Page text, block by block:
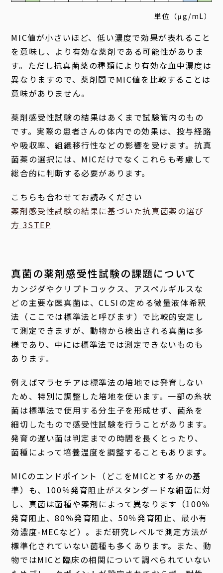
単位（μg/mL）
MIC値が小さいほど、低い濃度で効果が表れること
を意味し、より有効な薬剤である可能性がありま
す。ただし抗真菌薬の種類により有効な血中濃度は
異なりますので、薬剤間でMIC値を比較することは
意味がありません。
薬剤感受性試験の結果はあくまで試験管内のもの
です。実際の患者さんの体内での効果は、投与経路
や吸収率、組織移行性などの影響を受けます。抗真
菌薬の選択には、MICだけでなくこれらも考慮して
総合的に判断する必要があります。
こちらも合わせてお読みください
薬剤感受性試験の結果に基づいた抗真菌薬の選び
方 3STEP
真菌の薬剤感受性試験の課題について
カンジダやクリプトコックス、アスペルギルスな
どの主要な医真菌は、CLSIの定める微量液体希釈
法（ここでは標準法と呼びます）で比較的安定し
て測定できますが、動物から検出される真菌は多
様であり、中には標準法では測定できないものも
あります。
例えばマラセチアは標準法の培地では発育しない
ため、特別に調整した培地を使います。一部の糸状
菌は標準法で使用する分生子を形成せず、菌糸を
細切したもので感受性試験を行うことがあります。
発育の遅い菌は判定までの時間を長くとったり、
菌種によって培養温度を調整することもあります。
MICのエンドポイント（どこをMICとするかの基
準）も、100％発育阻止がスタンダードな細菌に対
し、真菌は菌種や薬剤によって異なります（100％
発育阻止、80％発育阻止、50％発育阻止、最小有
効濃度-MECなど）。まだ研究レベルで測定方法が
標準化されていない菌種も多くあります。また、動
物ではMICと臨床の相関について調べられていない